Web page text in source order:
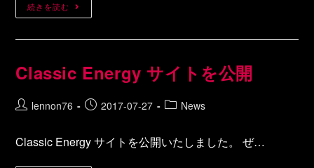
続きを読む
Classic Energy サイトを公開
lennon76 2017-07-27 News
Classic Energy サイトを公開いたしました。 ぜ…